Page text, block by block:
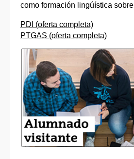
como formación lingúística
PDI (oferta completa)
PTGAS (oferta completa)